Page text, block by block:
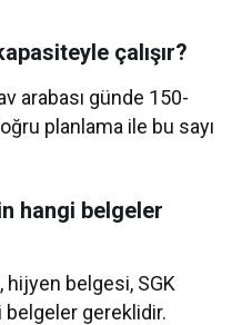
çalışır?
arabası günde 150-
planlama ile bu sayı
hangi belgeler
hijyen belgesi, SGK
belgeler gereklidir.